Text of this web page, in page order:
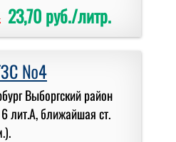
23,70 руб./литр.
№4
Выборгский район
лит.А, ближайшая ст.